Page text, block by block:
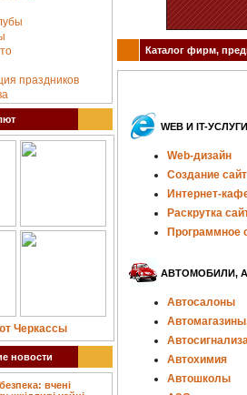
праздников
Черкассы
новости
вчені
Каталог фирм,
WEB И IT-УСЛУГИ
Web-дизайн
Создание
Интернет-
Раскрутка
Программное
АВТОМОБИЛИ,
Автосалоны
Автохимия
Автошколы